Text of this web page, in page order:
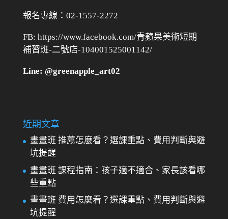
報名專線：02-1557-2272
FB: https://www.facebook.com/青蘋果美術短期
補習班-二號店-104001525001142/
Line: @greenapple_art02
近期文章
畫畫班 推薦怎麼看？選課重點、費用判斷與避
坑提醒
畫畫班 課程指南：孩子適不適合、家長該看哪
些重點
畫畫班 費用怎麼看？選課重點、費用判斷與避
坑提醒